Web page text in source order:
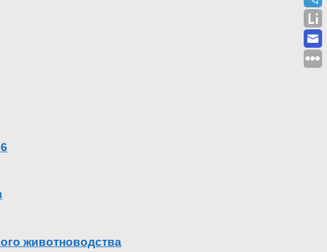
животноводства